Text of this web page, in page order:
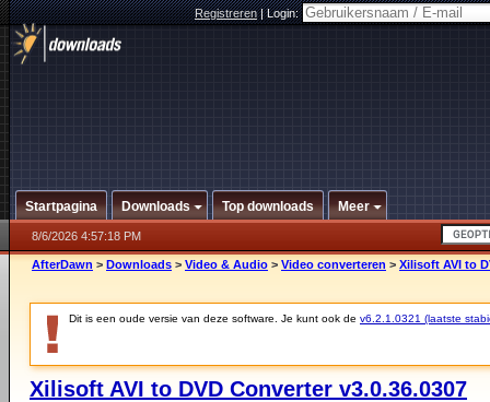
Registreren|Login:
Startpagina Downloads Top downloads Meer
8/6/2026 4:57:18 PM
AfterDawn > Downloads > Video & Audio > Video converteren > Xilisoft AVI to
Dit is een oude versie van deze software. Je kunt ook de v6.2.1.0321 (laatste
Xilisoft AVI to DVD Converter v3.0.36.0307